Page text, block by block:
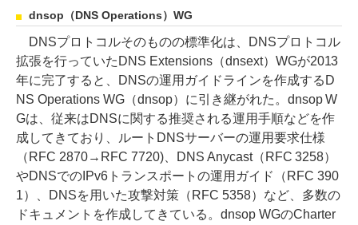
dnsop（DNS Operations）WG
DNSプロトコルそのものの標準化は、DNSプロトコル
拡張を行っていたDNS Extensions（dnsext）WGが2013
年に完了すると、DNSの運用ガイドラインを作成するD
NS Operations WG（dnsop）に引き継がれた。dnsop W
Gは、従来はDNSに関する推奨される運用手順などを作
成してきており、ルートDNSサーバーの運用要求仕様
（RFC 2870→RFC 7720)、DNS Anycast（RFC 3258）
やDNSでのIPv6トランスポートの運用ガイド（RFC 390
1）、DNSを用いた攻撃対策（RFC 5358）など、多数の
ドキュメントを作成してきている。dnsop WGのCharter